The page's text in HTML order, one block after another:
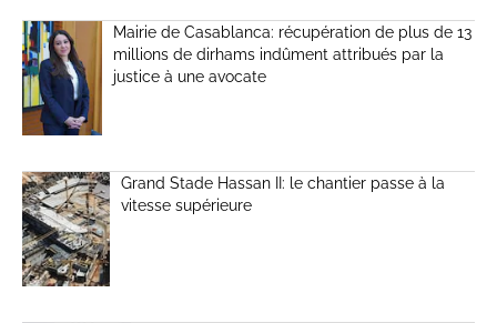
Mairie de Casablanca: récupération de plus de 13
millions de dirhams indûment attribués par la
justice à une avocate
Grand Stade Hassan II: le chantier passe à la
vitesse supérieure